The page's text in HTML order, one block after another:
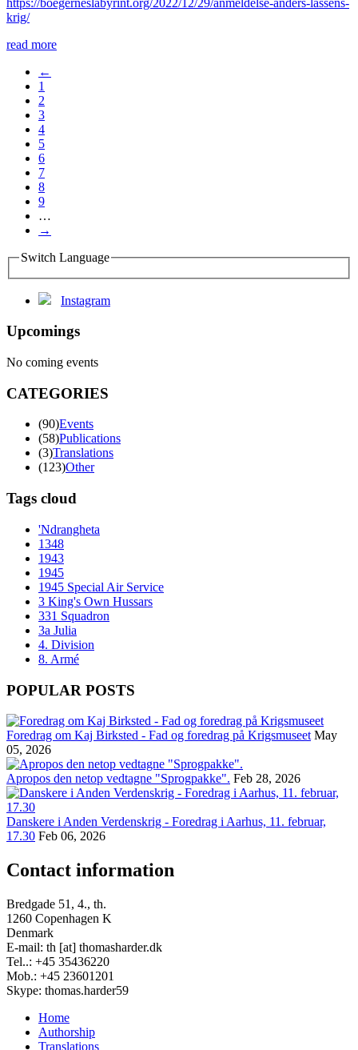
https://boegerneslabyrint.org/2022/12/29/anmeldelse-anders-lassens-
krig/
read more
←
1
2
3
4
5
6
7
8
9
…
→
Switch Language
Instagram
Upcomings
No coming events
CATEGORIES
(90)Events
(58)Publications
(3)Translations
(123)Other
Tags cloud
'Ndrangheta
1348
1943
1945
1945 Special Air Service
3 King's Own Hussars
331 Squadron
3a Julia
4. Division
8. Armé
POPULAR POSTS
Foredrag om Kaj Birksted - Fad og foredrag på Krigsmuseet May
05, 2026
Apropos den netop vedtagne "Sprogpakke". Feb 28, 2026
Danskere i Anden Verdenskrig - Foredrag i Aarhus, 11. februar,
17.30 Feb 06, 2026
Contact information
Bredgade 51, 4., th.
1260 Copenhagen K
Denmark
E-mail: th [at] thomasharder.dk
Tel..: +45 35436220
Mob.: +45 23601201
Skype: thomas.harder59
Footer
Home
Authorship
Translations